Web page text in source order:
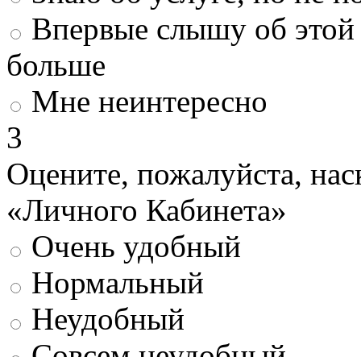
Впервые слышу об этой
больше
Мне неинтересно
3
Оцените, пожалуйста,
«Личного Кабинета»
Очень удобный
Нормальный
Неудобный